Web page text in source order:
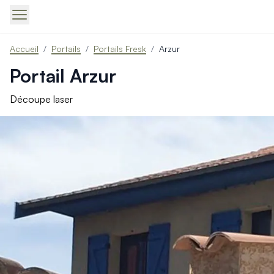
Produits > Portails > Portails contemporains
Produits > Portails > Portails traditionnels
Produits > Portails > Portails architectes
Produits > Portails > Portails avec décors
Produits > Portails > Portails économiques
Produits > Portails > Motorisation Portail
Produits > Portillons > Portillons contemporains
Produits > Portillons > Portillons traditionnels
Produits > Portillons > Portillons architectes
Produits > Portillons > Portillons décoratifs
Produits > Portillons > Motorisation Portillon
Produits > Portillons > Ouvertures Spéciales
Produits > Clôtures > Toutes nos clôtures
Accueil / Portails / Portails Fresk / Arzur
Portail Arzur
Découpe laser